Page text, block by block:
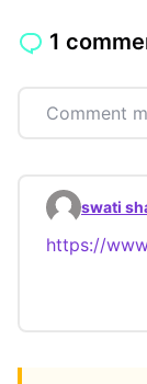
1
Comment
Comment
swati
https://